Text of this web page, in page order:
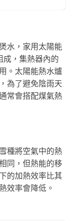
水，家用太陽能
成，集熱器內的
。太陽能熱水爐
為了避免陰雨天
常會搭配煤氣熱
種將空氣中的熱
同，但熱能的移
的加熱效率比其
效率會降低。